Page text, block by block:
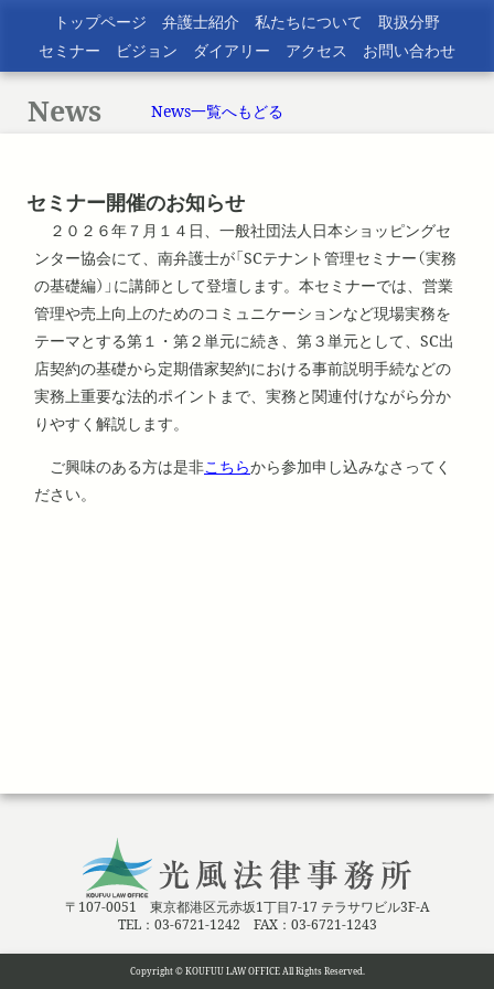
トップページ 弁護士紹介 私たちについて
取扱分野
セミナー
ビジョン ダイアリー アクセス お問い合わせ
News News一覧へもどる
セミナー開催のお知らせ
２０２６年７月１４日、一般社団法人日本ショッピングセ
ンター協会にて、南弁護士が「SCテナント管理セミナー（実務
の基礎編）」に講師として登壇します。本セミナーでは、営業
管理や売上向上のためのコミュニケーションなど現場実務を
テーマとする第１・第２単元に続き、第３単元として、SC出
店契約の基礎から定期借家契約における事前説明手続などの
実務上重要な法的ポイントまで、実務と関連付けながら分か
りやすく解説します。
ご興味のある方は是非こちらから参加申し込みなさってく
ださい。
〒107-0051 東京都港区元赤坂1丁目7-17 テラサワビル3F-A
TEL：03-6721-1242 FAX：03-6721-1243
Copyright © KOUFUU LAW OFFICE All Rights Reserved.